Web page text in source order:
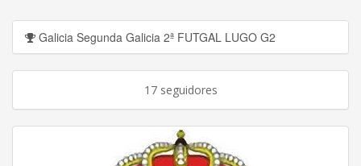
Galicia Segunda Galicia 2ª FUTGAL LUGO G2
17 seguidores